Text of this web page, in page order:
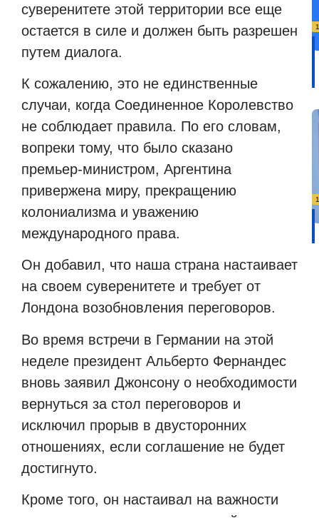
суверенитете этой территории все еще
остается в силе и должен быть разрешен
путем диалога.
К сожалению, это не единственные
случаи, когда Соединенное Королевство
не соблюдает правила. По его словам,
вопреки тому, что было сказано
премьер-министром, Аргентина
привержена миру, прекращению
колониализма и уважению
международного права.
Он добавил, что наша страна настаивает
на своем суверенитете и требует от
Лондона возобновления переговоров.
Во время встречи в Германии на этой
неделе президент Альберто Фернандес
вновь заявил Джонсону о необходимости
вернуться за стол переговоров и
исключил прорыв в двусторонних
отношениях, если соглашение не будет
достигнуто.
Кроме того, он настаивал на важности